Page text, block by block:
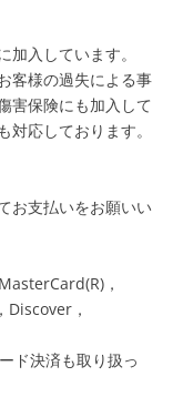
入しています。
客様の過失による事
害保険にも加入して
応しております。
お支払いをお願いい
，
，
ド決済も取り扱っ